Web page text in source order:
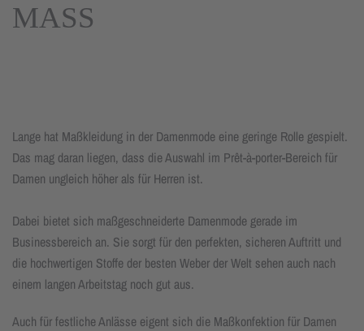
MASS
Lange hat Maßkleidung in der Damenmode eine geringe Rolle gespielt.
Das mag daran liegen, dass die Auswahl im Prêt-à-porter-Bereich für
Damen un­gleich höher als für Herren ist.
Dabei bietet sich maßgeschneiderte Damenmode gerade im
Businessbereich an. Sie sorgt für den perfekten, sicheren Auftritt und
die hochwertigen Stoffe der besten Weber der Welt sehen auch nach
einem langen Arbeitstag noch gut aus.
Auch für festliche Anlässe eigent sich die Maßkonfektion für Damen